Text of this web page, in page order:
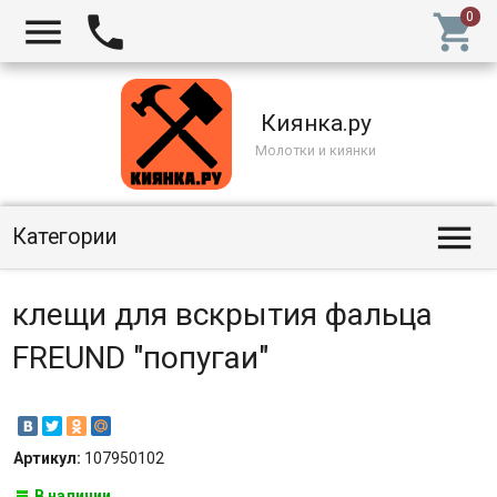
  
Киянка.ру
Молотки и киянки
Категории 
клещи для вскрытия фальца
FREUND "попугаи"
Артикул: 107950102